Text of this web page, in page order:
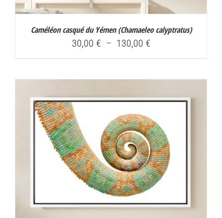
Caméléon casqué du Yémen (Chamaeleo calyptratus)
30,00 € – 130,00 €Plage
à
130,00 €